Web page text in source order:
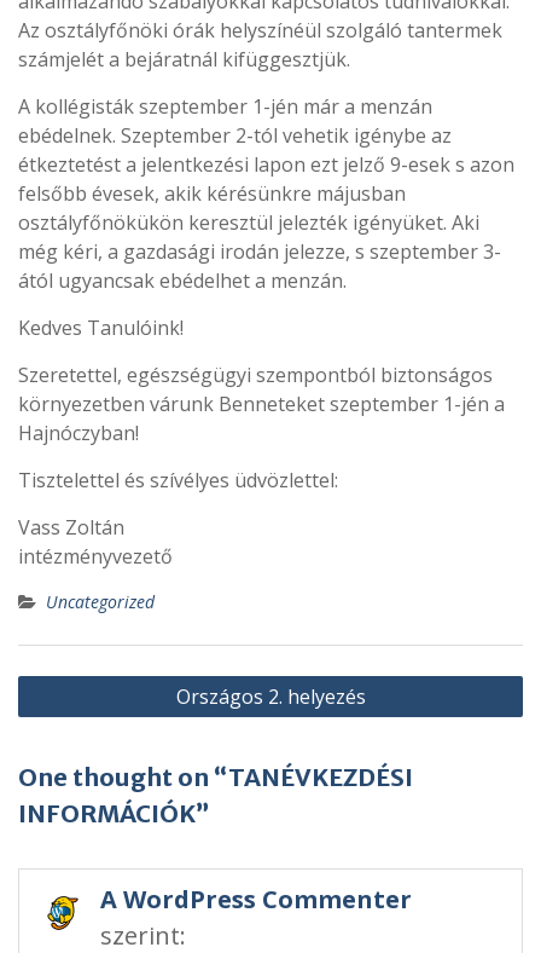
Az osztályfőnöki órák helyszínéül szolgáló tantermek
számjelét a bejáratnál kifüggesztjük.
A kollégisták szeptember 1-jén már a menzán
ebédelnek. Szeptember 2-tól vehetik igénybe az
étkeztetést a jelentkezési lapon ezt jelző 9-esek s azon
felsőbb évesek, akik kérésünkre májusban
osztályfőnökükön keresztül jelezték igényüket. Aki
még kéri, a gazdasági irodán jelezze, s szeptember 3-
ától ugyancsak ebédelhet a menzán.
Kedves Tanulóink!
Szeretettel, egészségügyi szempontból biztonságos
környezetben várunk Benneteket szeptember 1-jén a
Hajnóczyban!
Tisztelettel és szívélyes üdvözlettel:
Vass Zoltán
intézményvezető
Uncategorized
Bejegyzés
navigáció
Országos 2. helyezés
One thought on “TANÉVKEZDÉSI
INFORMÁCIÓK”
A WordPress Commenter
szerint: